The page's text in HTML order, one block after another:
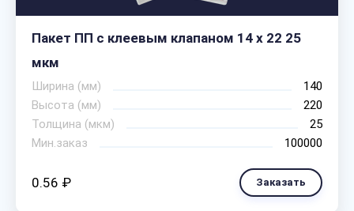
Пакет ПП с клеевым клапаном 14 х 22 25
мкм
Ширина (мм)
140
Высота (мм)
220
Толщина (мкм)
25
Мин.заказ
100000
0.56 ₽ Заказать